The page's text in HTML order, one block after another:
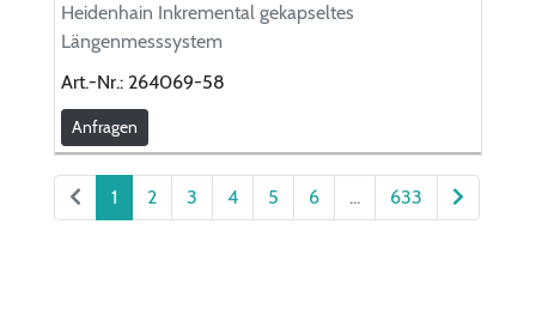
Heidenhain Inkremental gekapseltes
Längenmesssystem
Art.-Nr.: 264069-58
Anfragen
1 2 3 4 5 6 ... 633